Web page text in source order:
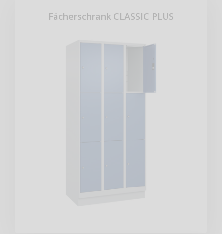
Fächerschrank CLASSIC PLUS